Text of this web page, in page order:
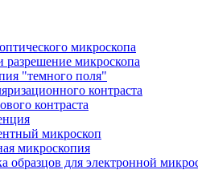
микроскопа
разрешение микроскопа
"темного поля"
контраста
контраста
микроскоп
микроскопия
образцов для электронной